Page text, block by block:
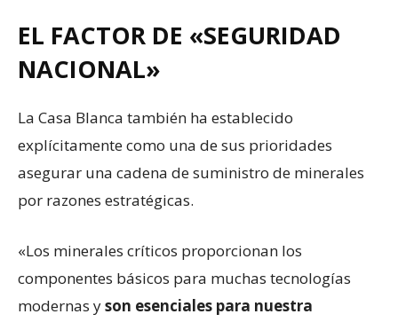
EL FACTOR DE «SEGURIDAD
NACIONAL»
La Casa Blanca también ha establecido
explícitamente como una de sus prioridades
asegurar una cadena de suministro de minerales
por razones estratégicas.
«Los minerales críticos proporcionan los
componentes básicos para muchas tecnologías
modernas yson esenciales para nuestra